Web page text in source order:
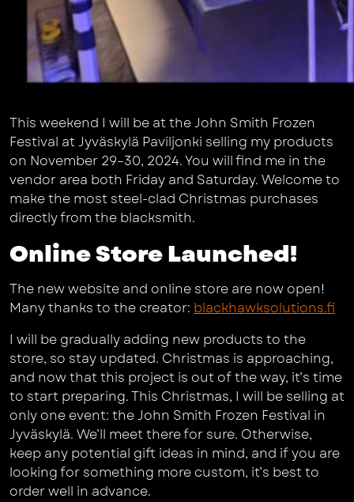
This weekend I will be at the John Smith Frozen
Festival at Jyväskylä Paviljonki selling my products
on November 29–30, 2024. You will find me in the
vendor area both Friday and Saturday. Welcome to
make the most steel-clad Christmas purchases
directly from the blacksmith.
Online Store Launched!
The new website and online store are now open!
Many thanks to the creator: blackhawksolutions.fi
I will be gradually adding new products to the
store, so stay updated. Christmas is approaching,
and now that this project is out of the way, it’s time
to start preparing. This Christmas, I will be selling at
only one event: the John Smith Frozen Festival in
Jyväskylä. We’ll meet there for sure. Otherwise,
keep any potential gift ideas in mind, and if you are
looking for something more custom, it’s best to
order well in advance.